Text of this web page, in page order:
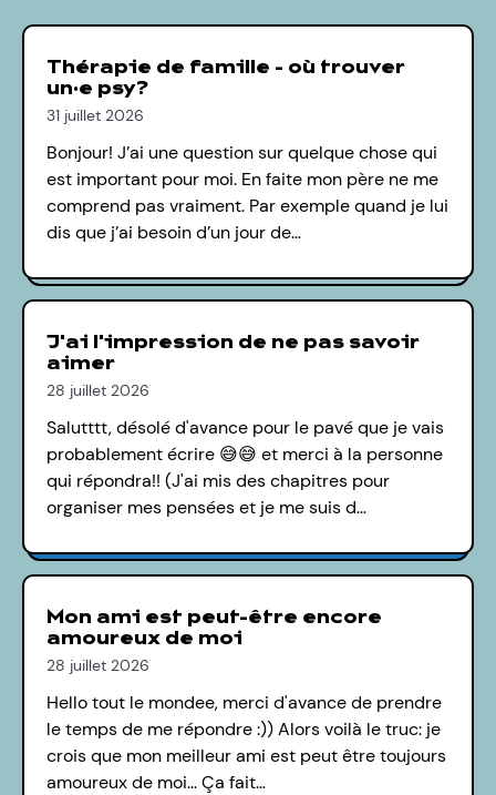
Thérapie de famille - où trouver
un·e psy?
31 juillet 2026
Bonjour! J’ai une question sur quelque chose qui
est important pour moi. En faite mon père ne me
comprend pas vraiment. Par exemple quand je lui
dis que j’ai besoin d’un jour de…
J'ai l'impression de ne pas savoir
aimer
28 juillet 2026
Salutttt, désolé d'avance pour le pavé que je vais
probablement écrire 😅😅 et merci à la personne
qui répondra!! (J'ai mis des chapitres pour
organiser mes pensées et je me suis d…
Mon ami est peut-être encore
amoureux de moi
28 juillet 2026
Hello tout le mondee, merci d'avance de prendre
le temps de me répondre :)) Alors voilà le truc: je
crois que mon meilleur ami est peut être toujours
amoureux de moi... Ça fait…